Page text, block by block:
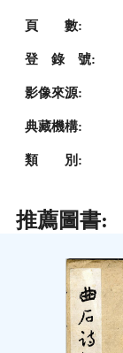
頁 數:
登 錄 號:
影像來源:
典藏機構:
類 別:
推薦圖書: